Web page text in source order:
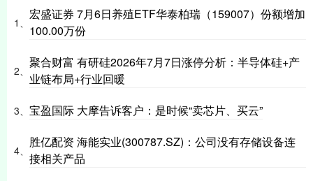
1、
宏盛证券 7月6日养殖ETF华泰柏瑞（159007）份额增加
100.00万份
2、
聚合财富 有研硅2026年7月7日涨停分析：半导体硅+产
业链布局+行业回暖
3、 宝盈国际 大摩告诉客户：是时候“卖芯片、买云”
4、
胜亿配资 海能实业(300787.SZ)：公司没有存储设备连
接相关产品